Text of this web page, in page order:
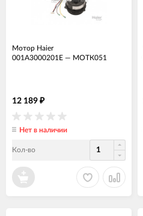
Мотор Haier
001A3000201E — МОТК051
12 189 ₽
Нет в наличии
Кол-во